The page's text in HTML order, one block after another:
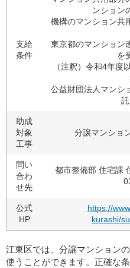
支給
条件
ンション
機構のマンション共
東京都のマンション
を
（注釈）令和4年度
公益財団法人マンシ
助成
対象
工事
分譲マンショ
問い
合わ
せ先
都市整備部 住宅課
公式
HP
https://
kurashi/
江東区では、分譲マンション
使うことができます。正確な